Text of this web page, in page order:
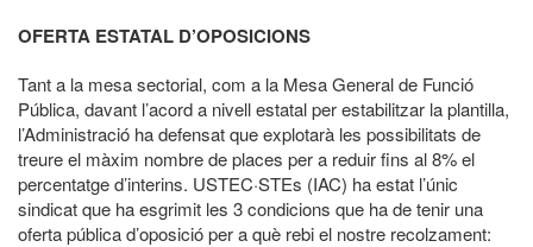
OFERTA ESTATAL D’OPOSICIONS
Tant a la mesa sectorial, com a la Mesa General de Funció
Pública, davant l’acord a nivell estatal per estabilitzar la plantilla,
l’Administració ha defensat que explotarà les possibilitats de
treure el màxim nombre de places per a reduir fins al 8% el
percentatge d’interins. USTEC·STEs (IAC) ha estat l’únic
sindicat que ha esgrimit les 3 condicions que ha de tenir una
oferta pública d’oposició per a què rebi el nostre recolzament: